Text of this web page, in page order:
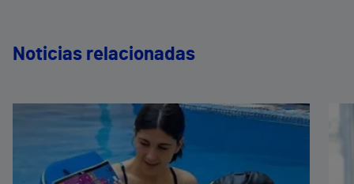
Noticias relacionadas